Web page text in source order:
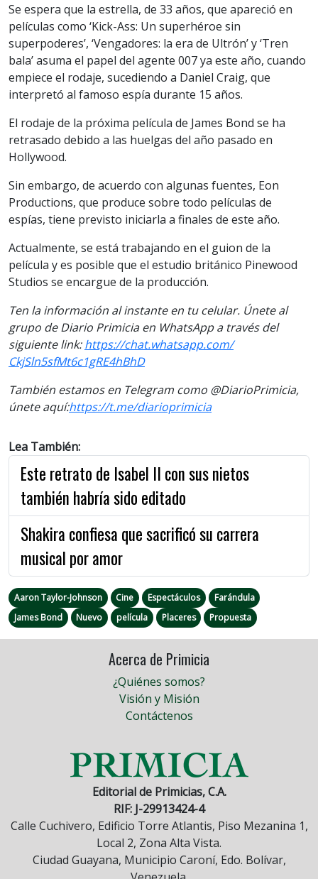
Se espera que la estrella, de 33 años, que apareció en
películas como ‘Kick-Ass: Un superhéroe sin
superpoderes’, ‘Vengadores: la era de Ultrón’ y ‘Tren
bala’ asuma el papel del agente 007 ya este año, cuando
empiece el rodaje, sucediendo a Daniel Craig, que
interpretó al famoso espía durante 15 años.
El rodaje de la próxima película de James Bond se ha
retrasado debido a las huelgas del año pasado en
Hollywood.
Sin embargo, de acuerdo con algunas fuentes, Eon
Productions, que produce sobre todo películas de
espías, tiene previsto iniciarla a finales de este año.
Actualmente, se está trabajando en el guion de la
película y es posible que el estudio británico Pinewood
Studios se encargue de la producción.
Ten la información al instante en tu celular. Únete al
grupo de Diario Primicia en WhatsApp a través del
siguientelink:https://chat.whatsapp.com/
CkjSln5sfMt6c1gRE4hBhD
También estamos en Telegram como @DiarioPrimicia,
únete aquí:https://t.me/diarioprimicia
Lea También:
Este retrato de Isabel II con sus nietos
también habría sido editado
Shakira confiesa que sacrificó su carrera
musical por amor
Aaron Taylor-Johnson Cine Espectáculos
Farándula
James Bond
Nuevo película Placeres Propuesta
Acerca de Primicia
¿Quiénes somos?
Visión y Misión
Contáctenos
Editorial de Primicias, C.A.
RIF: J-29913424-4
Calle Cuchivero, Edificio Torre Atlantis, Piso Mezanina 1,
Local 2, Zona Alta Vista.
Ciudad Guayana, Municipio Caroní, Edo. Bolívar,